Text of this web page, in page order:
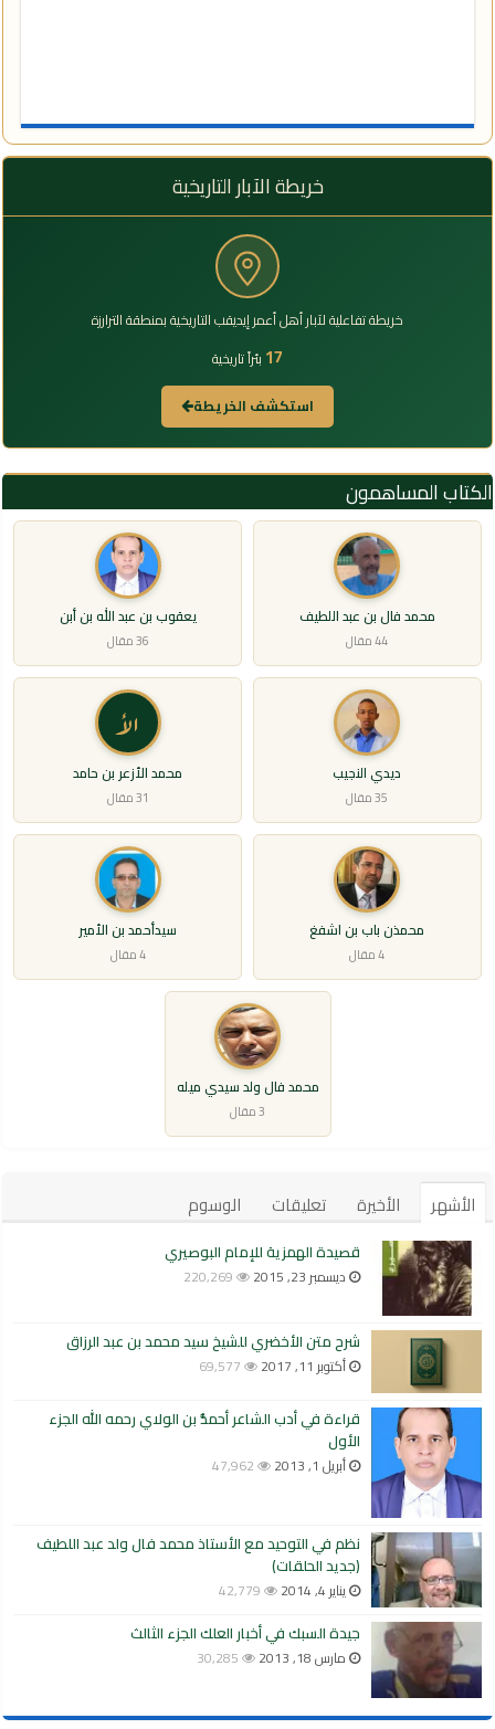
خريطة الآبار التاريخية
خريطة تفاعلية لآبار أهل أعمر إيديقب التاريخية بمنطقة الترارزة
17 بئراً تاريخية
استكشف الخريطة
الكتاب المساهمون
محمد فال بن عبد اللطيف
44 مقال
يعقوب بن عبد الله بن أبن
36 مقال
ديدي النجيب
35 مقال
الأ
محمد الأزعر بن حامد
31 مقال
محمذن باب بن اشفغ
4 مقال
سيدأحمد بن الأمير
4 مقال
محمد فال ولد سيدي ميله
3 مقال
الأشهر الأخيرة تعليقات الوسوم
قصيدة الهمزية للإمام البوصيري
ديسمبر 23, 2015 220,269
شرح متن الأخضري للشيخ سيد محمد بن عبد الرزاق
أكتوبر 11, 2017 69,577
قراءة في أدب الشاعر أحمدُّ بن الولاي رحمه الله الجزء
الأول
أبريل 1, 2013 47,962
نظم في التوحيد مع الأستاذ محمد فال ولد عبد اللطيف
(جديد الحلقات)
يناير 4, 2014 42,779
جيدة السبك في أخبار العلك الجزء الثالث
مارس 18, 2013 30,285